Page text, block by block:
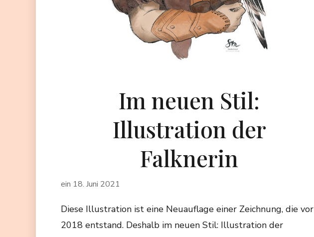
Im neuen Stil:
Illustration der
Falknerin
ein 18. Juni 2021
Diese Illustration ist eine Neuauflage einer Zeichnung, die vor
2018 entstand. Deshalb im neuen Stil: Illustration der